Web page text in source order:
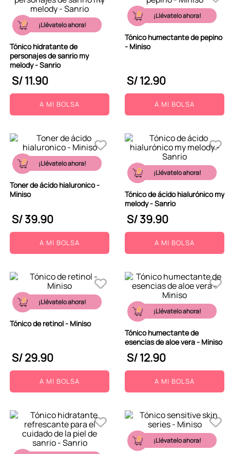
¡Llévatelo ahora!
Tónico hidratante de
personajes de sanrio my
melody - Sanrio
S/11.90
A MI BOLSA
¡Llévatelo ahora!
Tónico humectante de pepino
- Miniso
S/12.90
A MI BOLSA
¡Llévatelo ahora!
Toner de ácido hialuronico -
Miniso
S/39.90
A MI BOLSA
¡Llévatelo ahora!
Tónico de ácido hialurónico my
melody - Sanrio
S/39.90
A MI BOLSA
¡Llévatelo ahora!
Tónico de retinol - Miniso
S/29.90
A MI BOLSA
¡Llévatelo ahora!
Tónico humectante de
esencias de aloe vera - Miniso
S/12.90
A MI BOLSA
¡Llévatelo ahora!